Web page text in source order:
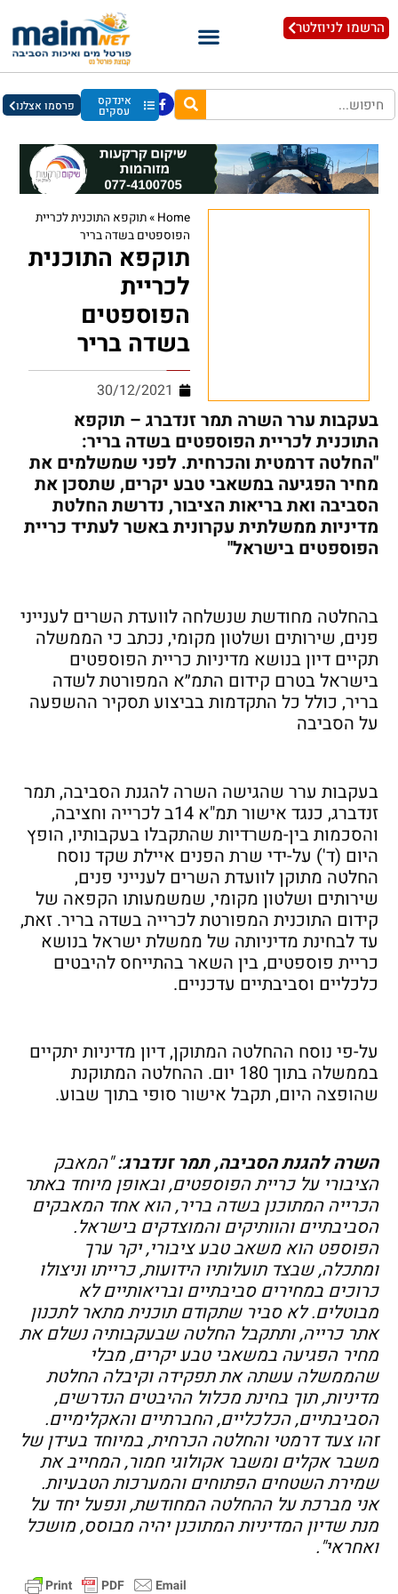
הרשמו לניוזלטר
אינדקס
עסקים פרסמו אצלנו
Home
»תוקפא התוכנית לכריית
הפוספטים בשדה בריר
תוקפא התוכנית
לכריית
הפוספטים
בשדה בריר
30/12/2021
בעקבות ערר השרה תמר זנדברג – תוקפא
התוכנית לכריית הפוספטים בשדה בריר:
"החלטה דרמטית והכרחית. לפני שמשלמים את
מחיר הפגיעה במשאבי טבע יקרים, שתסכן את
הסביבה ואת בריאות הציבור, נדרשת החלטת
מדיניות ממשלתית עקרונית באשר לעתיד כריית
הפוספטים בישראל"
בהחלטה מחודשת שנשלחה לוועדת השרים לענייני
פנים, שירותים ושלטון מקומי, נכתב כי הממשלה
תקיים דיון בנושא מדיניות כריית הפוספטים
בישראל בטרם קידום התמ״א המפורטת לשדה
בריר, כולל כל התקדמות בביצוע תסקיר ההשפעה
על הסביבה
בעקבות ערר שהגישה השרה להגנת הסביבה, תמר
זנדברג, כנגד אישור תמ"א 14ב לכרייה וחציבה,
והסכמות בין-משרדיות שהתקבלו בעקבותיו, הופץ
היום (ד') על-ידי שרת הפנים איילת שקד נוסח
החלטה מתוקן לוועדת השרים לענייני פנים,
שירותים ושלטון מקומי, שמשמעותו הקפאה של
קידום התוכנית המפורטת לכרייה בשדה בריר. זאת,
עד לבחינת מדיניותה של ממשלת ישראל בנושא
כריית פוספטים, בין השאר בהתייחס להיבטים
כלכליים וסביבתיים עדכניים.
על-פי נוסח ההחלטה המתוקן, דיון מדיניות יתקיים
בממשלה בתוך 180 יום. ההחלטה המתוקנת
שהופצה היום, תקבל אישור סופי בתוך שבוע.
השרה להגנת הסביבה, תמר זנדברג:"המאבק
הציבורי על כריית הפוספטים, ובאופן מיוחד באתר
הכרייה המתוכנן בשדה בריר, הוא אחד המאבקים
הסביבתיים והוותיקים והמוצדקים בישראל.
הפוספט הוא משאב טבע ציבורי, יקר ערך
ומתכלה, שבצד תועלותיו הידועות, כרייתו וניצולו
כרוכים במחירים סביבתיים ובריאותיים לא
מבוטלים. לא סביר שתקודם תוכנית מתאר לתכנון
אתר כרייה, ותתקבל החלטה שבעקבותיה נשלם את
מחיר הפגיעה במשאבי טבע יקרים, מבלי
שהממשלה עשתה את תפקידה וקיבלה החלטת
מדיניות, תוך בחינת מכלול ההיבטים הנדרשים,
הסביבתיים, הכלכליים, החברתיים והאקלימיים.
זהו צעד דרמטי והחלטה הכרחית, במיוחד בעידן של
משבר אקלים ומשבר אקולוגי חמור, המחייב את
שמירת השטחים הפתוחים והמערכות הטבעיות.
אני מברכת על ההחלטה המחודשת, ונפעל יחד על
מנת שדיון המדיניות המתוכנן יהיה מבוסס, מושכל
ואחראי".